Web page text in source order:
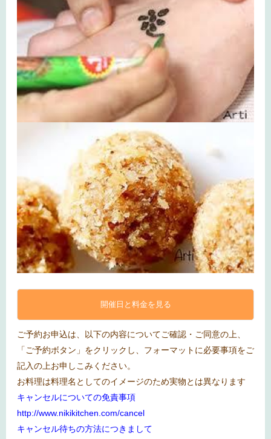
開催日と料金を見る
ご予約お申込は、以下の内容についてご確認・ご同意の上、
「ご予約ボタン」をクリックし、フォーマットに必要事項をご
記入の上お申しこみください。
お料理は料理名としてのイメージのため実物とは異なります
キャンセルについての免責事項
http://www.nikikitchen.com/cancel
キャンセル待ちの方法につきまして